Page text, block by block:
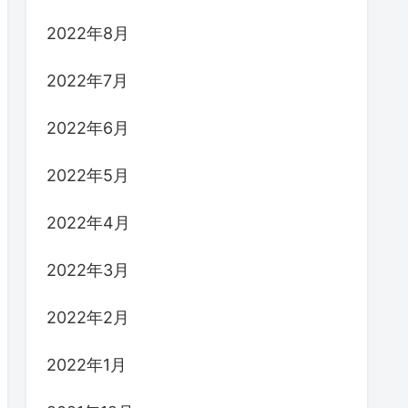
2022年8月
2022年7月
2022年6月
2022年5月
2022年4月
2022年3月
2022年2月
2022年1月